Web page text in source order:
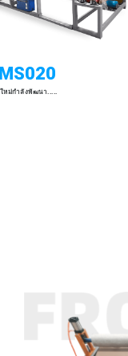
เครื่องฟลิปฟล็อป
เชื้อรา
ม่กำลังพัฒนา.....